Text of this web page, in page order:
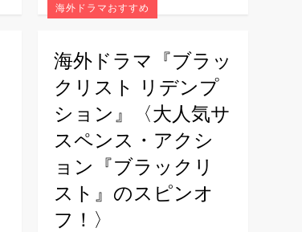
海外ドラマおすすめ
海外ドラマ『ブラッ
クリスト リデンプ
ション』〈大人気サ
スペンス・アクシ
ョン『ブラックリ
スト』のスピンオ
フ！〉